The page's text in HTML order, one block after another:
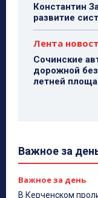
Константин
развитие
Лента
Сочинские
дорожной
летней
Важное за
Важное за день
В Керченском